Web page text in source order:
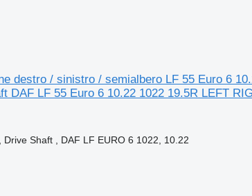
destro / sinistro / semialbero LF 55 Euro 6
DAF LF 55 Euro 6 10.22 1022 19.5R LEFT
Shaft , DAF LF EURO 6 1022, 10.22